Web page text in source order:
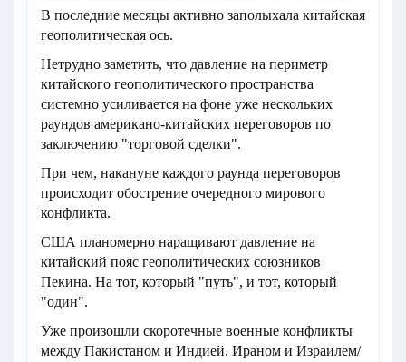
В последние месяцы активно заполыхала китайская
геополитическая ось.
Нетрудно заметить, что давление на периметр
китайского геополитического пространства
системно усиливается на фоне уже нескольких
раундов американо-китайских переговоров по
заключению "торговой сделки".
При чем, накануне каждого раунда переговоров
происходит обострение очередного мирового
конфликта.
США планомерно наращивают давление на
китайский пояс геополитических союзников
Пекина. На тот, который "путь", и тот, который
"один".
Уже произошли скоротечные военные конфликты
между Пакистаном и Индией, Ираном и Израилем/